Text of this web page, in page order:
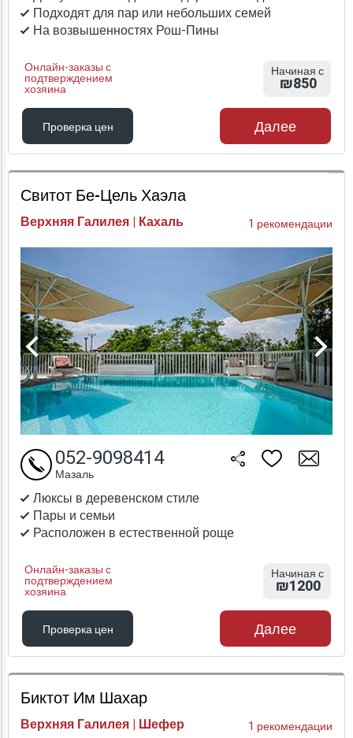
Подходят для пар или небольших семей
На возвышенностях Рош-Пины
Онлайн-заказы с
подтверждением
хозяина
Начиная с
₪850
Проверка цен
Проверка цен
Далее
Свитот Бе-Цель Хаэла
Верхняя Галилея | Кахаль 1 рекомендации
Люксы в деревенском стиле
Пары и семьи
Расположен в естественной роще
Онлайн-заказы с
подтверждением
хозяина
052-9098414
Мазаль
Начиная с
₪1200
Проверка цен
Проверка цен
Далее
Биктот Им Шахар
Верхняя Галилея | Шефер 1 рекомендации